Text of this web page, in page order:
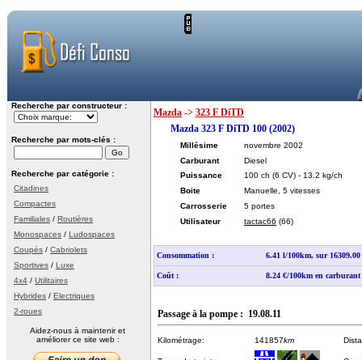
Recherche par constructeur :
Recherche par mots-clés :
Recherche par catégorie :
Citadines
Compactes
Familiales / Routières
Monospaces / Ludospaces
Coupés / Cabriolets
Sportives / Luxe
4x4 / Utilitaires
Hybrides / Electriques
2-roues
Aidez-nous à maintenir et
améliorer ce site web :
Mazda -> 323 F DiTD
Mazda 323 F DiTD 100 (2002)
Millésime
novembre 2002
Carburant
Diesel
Puissance
100 ch (6 CV) - 13.2 kg/ch
Boite
Manuelle, 5 vitesses
Carrosserie
5 portes
Utilisateur
tactac66 (66)
Consommation : 6.41 l/100km, sur
Coût : 8.24 €/100km en carburant
Passage à la pompe : 19.08.11
Kilométrage: 141857km